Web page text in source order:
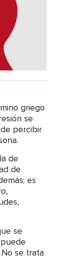
griego
se
percibir
de
de
es
se
se trata